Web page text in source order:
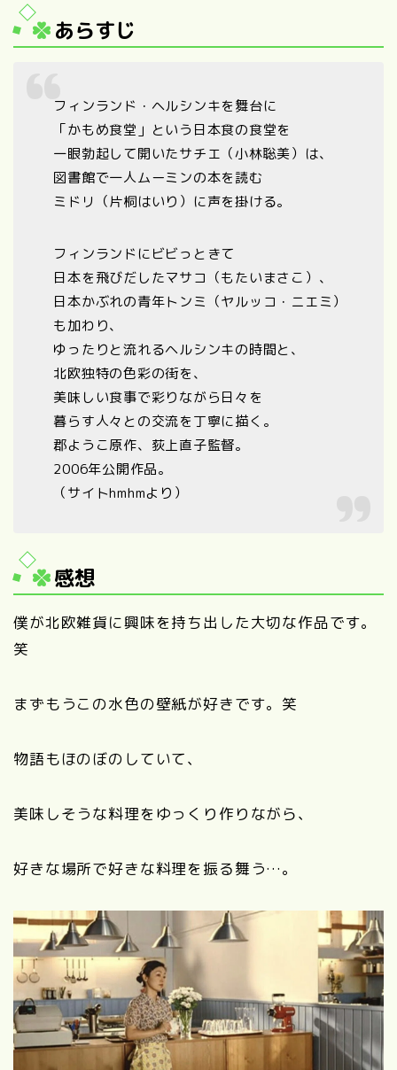
あらすじ
フィンランド・ヘルシンキを舞台に
「かもめ食堂」という日本食の食堂を
一眼勃起して開いたサチエ（小林聡美）は、
図書館で一人ムーミンの本を読む
ミドリ（片桐はいり）に声を掛ける。
フィンランドにビビっときて
日本を飛びだしたマサコ（もたいまさこ）、
日本かぶれの青年トンミ（ヤルッコ・ニエミ）
も加わり、
ゆったりと流れるヘルシンキの時間と、
北欧独特の色彩の街を、
美味しい食事で彩りながら日々を
暮らす人々との交流を丁寧に描く。
郡ようこ原作、荻上直子監督。
2006年公開作品。
（サイトhmhmより）
感想
僕が北欧雑貨に興味を持ち出した大切な作品です。
笑
まずもうこの水色の壁紙が好きです。笑
物語もほのぼのしていて、
美味しそうな料理をゆっくり作りながら、
好きな場所で好きな料理を振る舞う…。